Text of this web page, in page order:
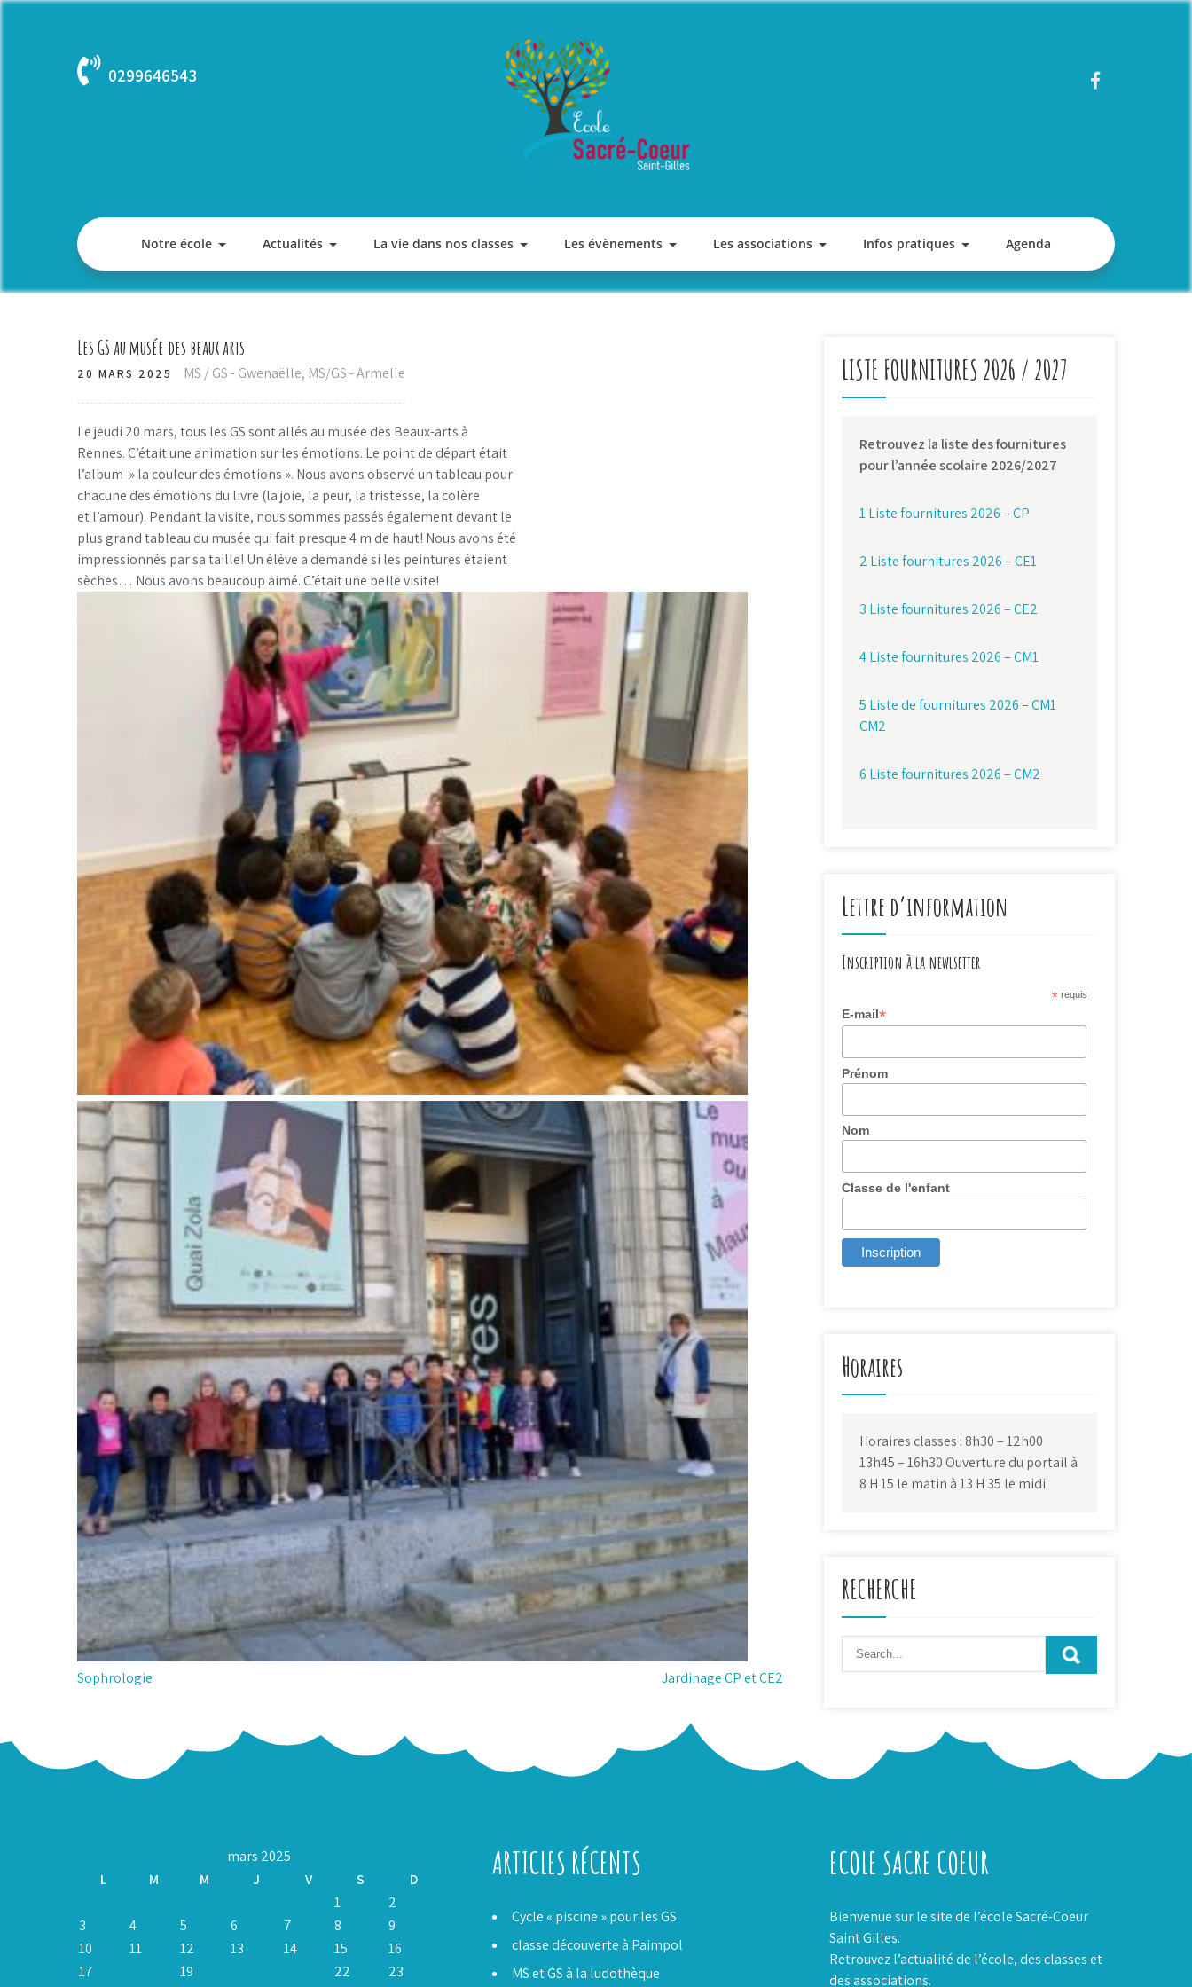
Skip
0299646543
ECOLE SACRE COEUR
Notre école Actualités La vie dans nos classes Les évènements Les associations Infos pratiques Agenda
Les GS au musée des beaux arts
20 MARS 2025 MS / GS - Gwenaëlle, MS/GS - Armelle
Le jeudi 20 mars, tous les GS sont allés au musée des Beaux-arts à
Rennes. C’était une animation sur les émotions. Le point de départ était
l’album » la couleur des émotions ». Nous avons observé un tableau pour
chacune des émotions du livre (la joie, la peur, la tristesse, la colère
et l’amour). Pendant la visite, nous sommes passés également devant le
plus grand tableau du musée qui fait presque 4 m de haut! Nous avons été
impressionnés par sa taille! Un élève a demandé si les peintures étaient
sèches… Nous avons beaucoup aimé. C’était une belle visite!
Navigation
l’article
Sophrologie Jardinage CP et CE2
LISTE FOURNITURES 2026 / 2027
Retrouvez la liste des fournitures
pour l’année scolaire 2026/2027
1 Liste fournitures 2026 – CP
2 Liste fournitures 2026 – CE1
3 Liste fournitures 2026 – CE2
4 Liste fournitures 2026 – CM1
5 Liste de fournitures 2026 – CM1
CM2
6 Liste fournitures 2026 – CM2
Lettre d’information
Inscription à la newlsetter
*requis
E-mail*
Prénom
Nom
Classe de l'enfant
Horaires
Horaires classes : 8h30 – 12h00
13h45 – 16h30 Ouverture du portail à
8 H 15 le matin à 13 H 35 le midi
RECHERCHE
mars 2025
L
M M J V S
D
1
2
3
4 5 6 7 8
9
10
11 12 13 14 15
16
17
19 22
23
ARTICLES RÉCENTS
Cycle « piscine » pour les GS
classe découverte à Paimpol
MS et GS à la ludothèque
ECOLE SACRE COEUR
Bienvenue sur le site de l’école Sacré-Coeur
Saint Gilles.
Retrouvez l’actualité de l’école, des classes et
des associations.